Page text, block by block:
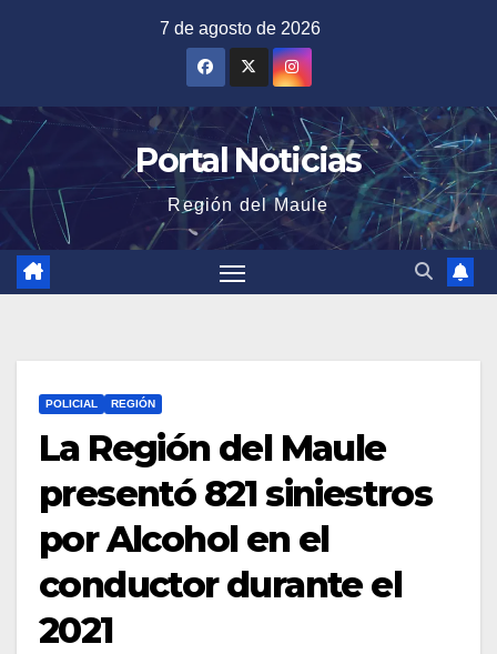
7 de agosto de 2026
Portal Noticias
Región del Maule
POLICIAL REGIÓN
La Región del Maule
presentó 821 siniestros
por Alcohol en el
conductor durante el
2021